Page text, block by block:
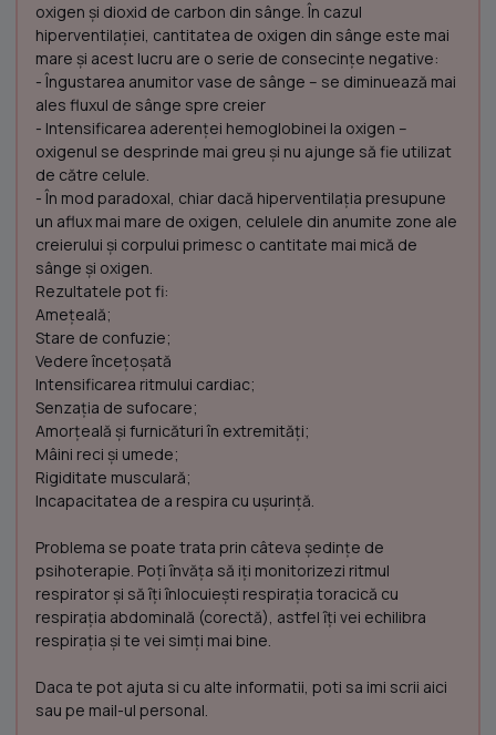
oxigen şi dioxid de carbon din sânge. În cazul
hiperventilaţiei, cantitatea de oxigen din sânge este mai
mare şi acest lucru are o serie de consecinţe negative:
- Îngustarea anumitor vase de sânge – se diminuează mai
ales fluxul de sânge spre creier
- Intensificarea aderenţei hemoglobinei la oxigen –
oxigenul se desprinde mai greu şi nu ajunge să fie utilizat
de către celule.
- În mod paradoxal, chiar dacă hiperventilaţia presupune
un aflux mai mare de oxigen, celulele din anumite zone ale
creierului şi corpului primesc o cantitate mai mică de
sânge şi oxigen.
Rezultatele pot fi:
Ameţeală;
Stare de confuzie;
Vedere înceţoşată
Intensificarea ritmului cardiac;
Senzaţia de sufocare;
Amorţeală şi furnicături în extremităţi;
Mâini reci şi umede;
Rigiditate musculară;
Incapacitatea de a respira cu uşurinţă.
Problema se poate trata prin câteva ședințe de
psihoterapie. Poți ȋnvăța să iți monitorizezi ritmul
respirator și să ȋți ȋnlocuiești respirația toracică cu
respirația abdominală (corectă), astfel ȋți vei echilibra
respirația și te vei simți mai bine.
Daca te pot ajuta si cu alte informatii, poti sa imi scrii aici
sau pe mail-ul personal.